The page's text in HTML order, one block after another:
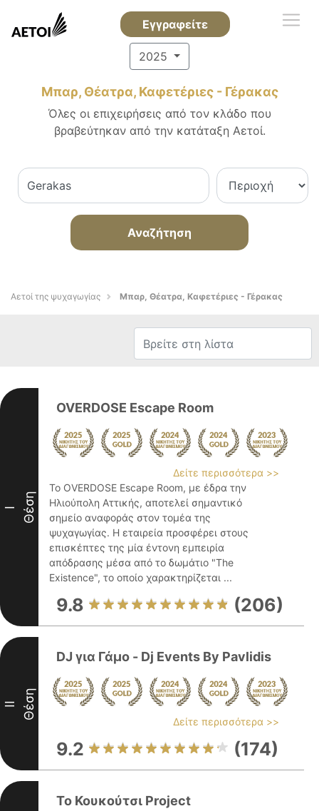
Εγγραφείτε
2025
Μπαρ, Θέατρα, Καφετέριες - Γέρακας
Όλες οι επιχειρήσεις από τον κλάδο που
βραβεύτηκαν από την κατάταξη Αετοί.
Αναζήτηση
Αετοί της ψυχαγωγίας Μπαρ, Θέατρα, Καφετέριες - Γέρακας
I Θέση
OVERDOSE Escape Room
Δείτε περισσότερα >>
Το OVERDOSE Escape Room, με έδρα την
Ηλιούπολη Αττικής, αποτελεί σημαντικό
σημείο αναφοράς στον τομέα της
ψυχαγωγίας. Η εταιρεία προσφέρει στους
επισκέπτες της μία έντονη εμπειρία
απόδρασης μέσα από το δωμάτιο "The
Existence", το οποίο χαρακτηρίζεται ...
9.8 (206)
II Θέση
DJ για Γάμο - Dj Events By Pavlidis
Δείτε περισσότερα >>
9.2 (174)
Το Κουκούτσι Project